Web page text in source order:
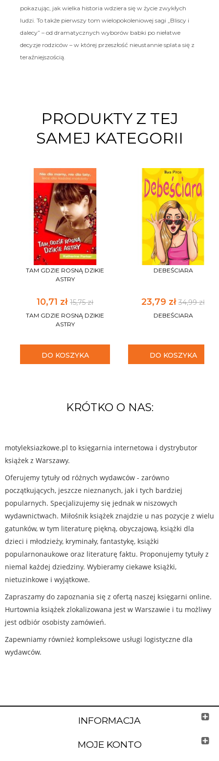
pokazując, jak wielka historia wdziera się w życie zwykłych
ludzi. To także pierwszy tom wielopokoleniowej sagi „Bliscy i
dalecy” – od dramatycznych wyborów babki po niełatwe
decyzje rodziców – w której przeszłość nieustannie splata się z
teraźniejszością.
PRODUKTY Z TEJ
SAMEJ KATEGORII
TAM GDZIE ROSNĄ DZIKIE
ASTRY
10,71 zł 15,75 zł
TAM GDZIE ROSNĄ DZIKIE
ASTRY
DO KOSZYKA
DEBEŚCIARA
23,79 zł 34,99 zł
DEBEŚCIARA
DO KOSZYKA
KRÓTKO O NAS:
motyleksiazkowe.pl to księgarnia internetowa i dystrybutor
książek z Warszawy.
Oferujemy tytuły od różnych wydawców - zarówno
początkujących, jeszcze nieznanych, jak i tych bardziej
popularnych. Specjalizujemy się jednak w niszowych
wydawnictwach. Miłośnik książek znajdzie u nas pozycje z wielu
gatunków, w tym literaturę piękną, obyczajową, książki dla
dzieci i młodzieży, kryminały, fantastykę, książki
popularnonaukowe oraz literaturę faktu. Proponujemy tytuły z
niemal każdej dziedziny. Wybieramy ciekawe książki,
nietuzinkowe i wyjątkowe.
Zapraszamy do zapoznania się z ofertą naszej księgarni online.
Hurtownia książek zlokalizowana jest w Warszawie i tu możliwy
jest odbiór osobisty zamówień.
Zapewniamy również kompleksowe usługi logistyczne dla
wydawców.
INFORMACJA
MOJE KONTO